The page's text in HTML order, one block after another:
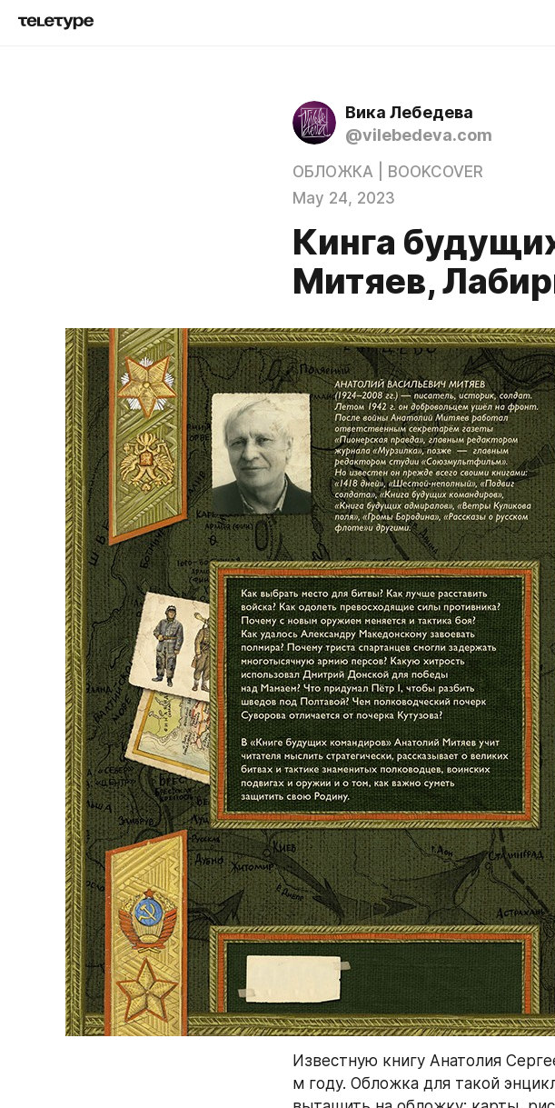
Вика Лебедева
@vilebedeva.com
ОБЛОЖКА | BOOKCOVER
May 24, 2023
Кинга
Митяев,
Известную книгу Анатолия
м году. Обложка для такой